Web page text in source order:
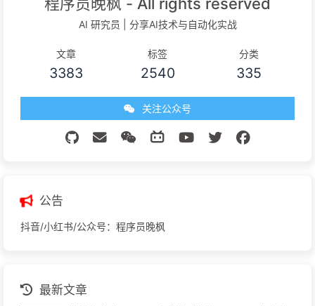
AI 研究员 | 分享AI技术与自动化实战
文章
3383
标签
2540
分类
335
关注公众号
公告
抖音/小红书/公众号：程序员晚枫
最新文章